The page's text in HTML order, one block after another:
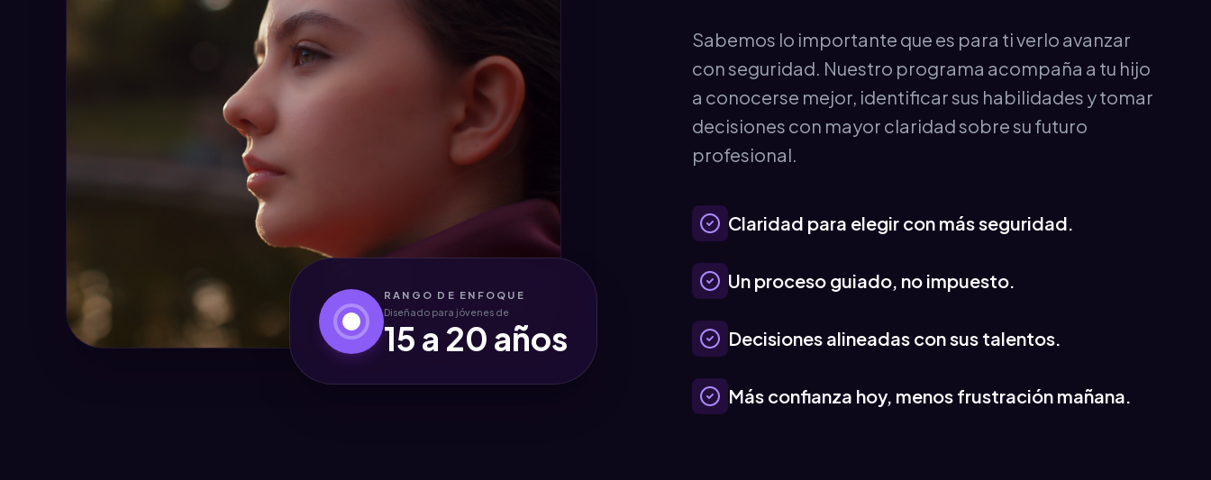
RANGO DE ENFOQUE
Diseñado para jóvenes de
15 a 20 años
Sabemos lo importante que es para ti verlo avanzar
con seguridad. Nuestro programa acompaña a tu hijo
a conocerse mejor, identificar sus habilidades y tomar
decisiones con mayor claridad sobre su futuro
profesional.
Claridad para elegir con más seguridad.
Un proceso guiado, no impuesto.
Decisiones alineadas con sus talentos.
Más confianza hoy, menos frustración mañana.